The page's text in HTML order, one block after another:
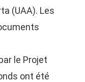
(UAA). Les
le Projet
ont été